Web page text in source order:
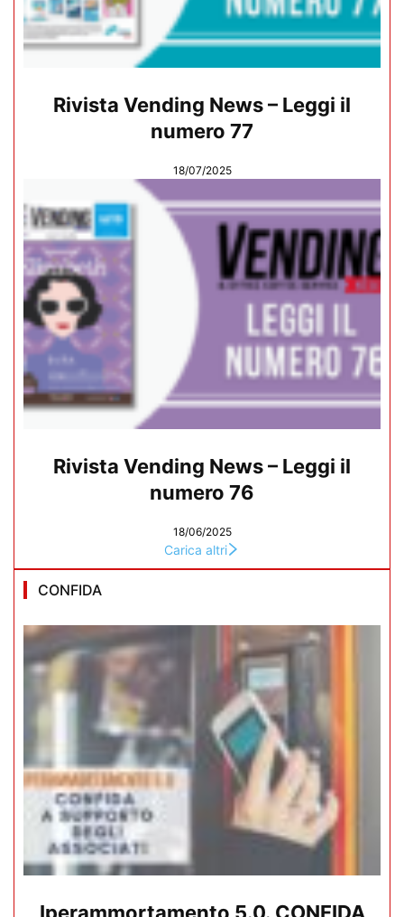
Rivista Vending News – Leggi il
numero 77
18/07/2025
Rivista Vending News – Leggi il
numero 76
18/06/2025
Carica altri
CONFIDA